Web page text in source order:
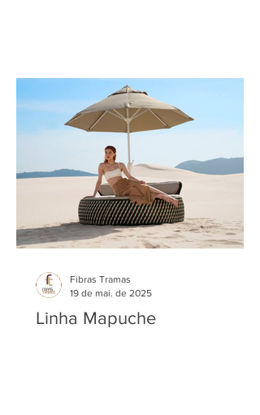
Linha Mapuche
Fibras Tramas
19 de mai. de 2025